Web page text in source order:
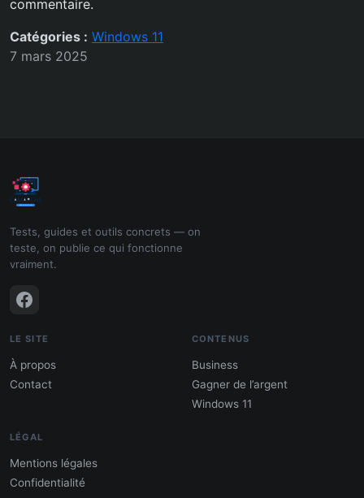
commentaire.
Catégories : Windows 11
7 mars 2025
Tests, guides et outils concrets — on
teste, on publie ce qui fonctionne
vraiment.
LE SITE
À propos
Contact
CONTENUS
Business
Gagner de l’argent
Windows 11
LÉGAL
Mentions légales
Confidentialité